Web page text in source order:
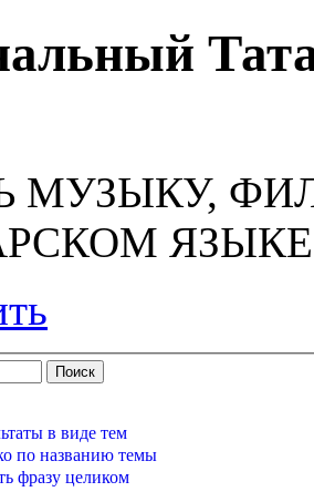
МУЗЫКУ,
ЯЗЫКЕ
в виде тем
по названию темы
фразу целиком